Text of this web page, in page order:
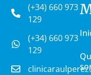
(+34) 660 973
129
(+34) 660 973
129